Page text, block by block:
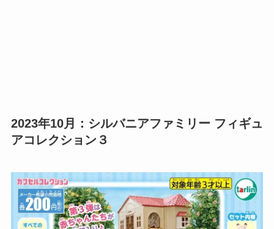
2023年10月：シルバニアファミリー フィギュ
アコレクション３